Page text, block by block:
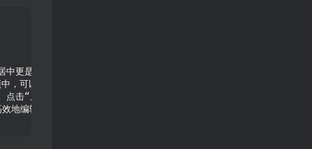
更是一种技巧，可以让文档看起来更加整洁和专业。
可以选择不同的页眉样式，比如页眉的位置、字体、大小等。在这里，
击“居中”后，页眉内容就会自动居中显示在页面顶部。这样，不仅可以
地编辑和管理文档内容。希望以上内容对您有所帮助，让您在使用Word编